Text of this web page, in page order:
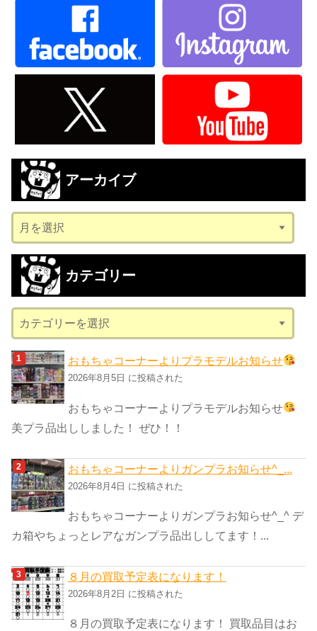
アーカイブ
ー
カ
ブ
カテゴリー
テ
ゴ
リ
ー
おもちゃコーナーよりプラモデルお知らせ
2026年8月5日 に投稿された
おもちゃコーナーよりプラモデルお知らせ
美プラ品出ししました！ ぜひ！！
おもちゃコーナーよりガンプラお知らせ^_...
2026年8月4日 に投稿された
おもちゃコーナーよりガンプラお知らせ^_^ デ
カ箱やちょっとレアなガンプラ品出ししてます！...
８月の買取予定表になります！
2026年8月2日 に投稿された
８月の買取予定表になります！ 買取品目はお